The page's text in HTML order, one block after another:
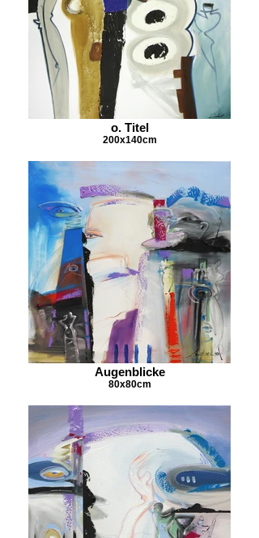
o. Titel
200x140cm
Augenblicke
80x80cm